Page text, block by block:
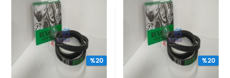
%20 %20